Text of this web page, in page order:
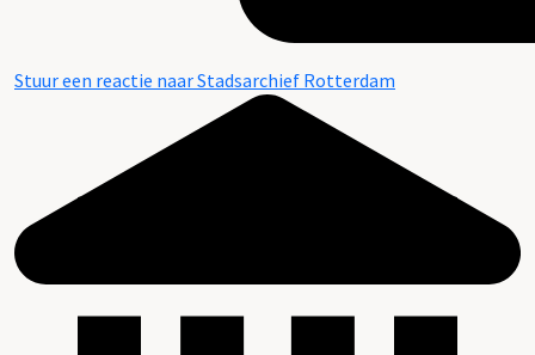
Stuur een reactie naar Stadsarchief Rotterdam